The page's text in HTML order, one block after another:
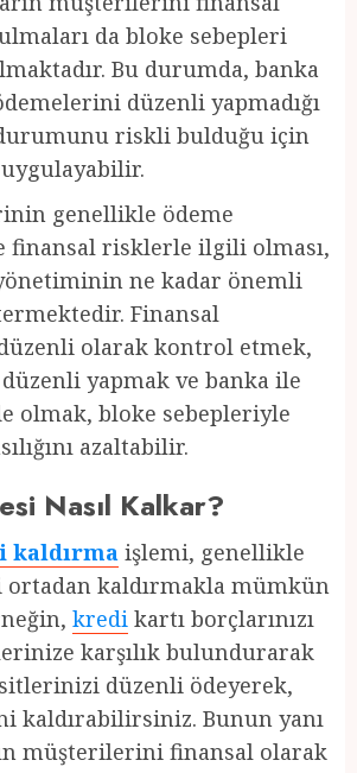
da bloke sebepleri
Bu durumda, banka
düzenli yapmadığı
riskli bulduğu için
genellikle ödeme
finansal risklerle ilgili olması,
ne kadar önemli
Finansal
olarak kontrol etmek,
yapmak ve banka ile
olmak, bloke sebepleriyle
azaltabilir.
Nasıl Kalkar?
kaldırma işlemi, genellikle
ortadan kaldırmakla mümkün
kredi kartı borçlarınızı
karşılık bulundurarak
düzenli ödeyerek,
kaldırabilirsiniz. Bunun yanı
müşterilerini finansal olarak